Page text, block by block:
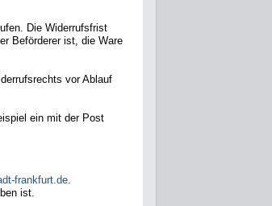
Die Widerrufsfrist
Beförderer ist, die Ware
vor Ablauf
ein mit der Post
frankfurt.de.
ist.